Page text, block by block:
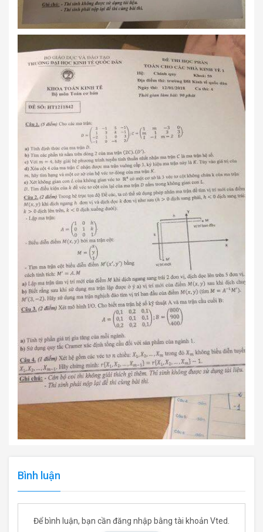
Bình luận
Để bình luận, bạn cần đăng nhập bằng tài khoản Vted.